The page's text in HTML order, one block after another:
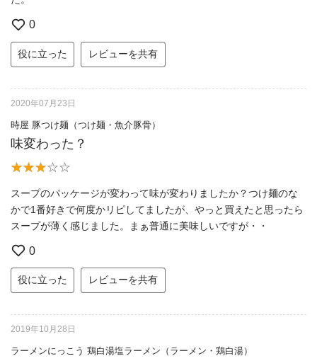
0
役に立った レビューを共有
2020年07月23日
時屋 豚つけ麺（つけ麺・魚介豚骨）
味変わった？
スープのパッケージが変わって味が変わりましたか？つけ麺のな
かで1番好きで何度かリピしてましたが、やっと買えたと思ったら
スープが薄く感じました。まぁ普通に美味しいですが・・
0
役に立った レビューを共有
2019年10月28日
ラーメンにっこう 鶏白湯塩ラーメン（ラーメン・鶏白湯）